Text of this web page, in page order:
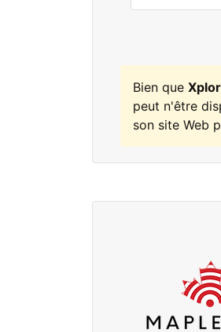
Bien que
peut n'être
son site Web